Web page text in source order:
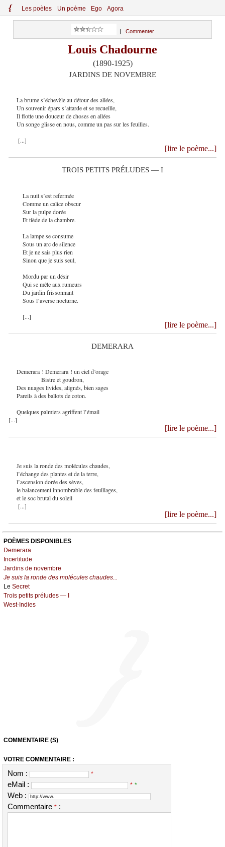
{ Les poètes Un poème Ego Agora
Commenter
Louis Chadourne
(1890-1925)
JARDINS DE NOVEMBRE
La brume s’échevèle au détour des allées,
Un souvenir épars s’attarde et se recueille,
Il flotte une douceur de choses en allées
Un songe glisse en nous, comme un pas sur les feuilles.
[...]
[lire le poème...]
TROIS PETITS PRÉLUDES — I
La nuit s’est refermée
Comme un calice obscur
Sur la pulpe dorée
Et tiède de la chambre.
La lampe se consume
Sous un arc de silence
Et je ne sais plus rien
Sinon que je suis seul,
Mordu par un désir
Qui se mêle aux rumeurs
Du jardin frissonnant
Sous l’averse nocturne.
[...]
[lire le poème...]
DEMERARA
Demerara ! Demerara ! un ciel d’orage
Bistre et goudron,
Des nuages livides, alignés, bien sages
Pareils à des ballots de coton.
Quelques palmiers agriffent l’émail
[...]
[lire le poème...]
Je suis la ronde des molécules chaudes,
l’échange des plantes et de la terre,
l’ascension dorée des sèves,
le balancement innombrable des feuillages,
et le soc brutal du soleil
[...]
[lire le poème...]
POÈMES DISPONIBLES
Demerara
Incertitude
Jardins de novembre
Je suis la ronde des molécules chaudes...
Le Secret
Trois petits préludes — I
West-Indies
COMMENTAIRE (S)
VOTRE COMMENTAIRE :
Nom : *
eMail : * *
Web :
Commentaire * :